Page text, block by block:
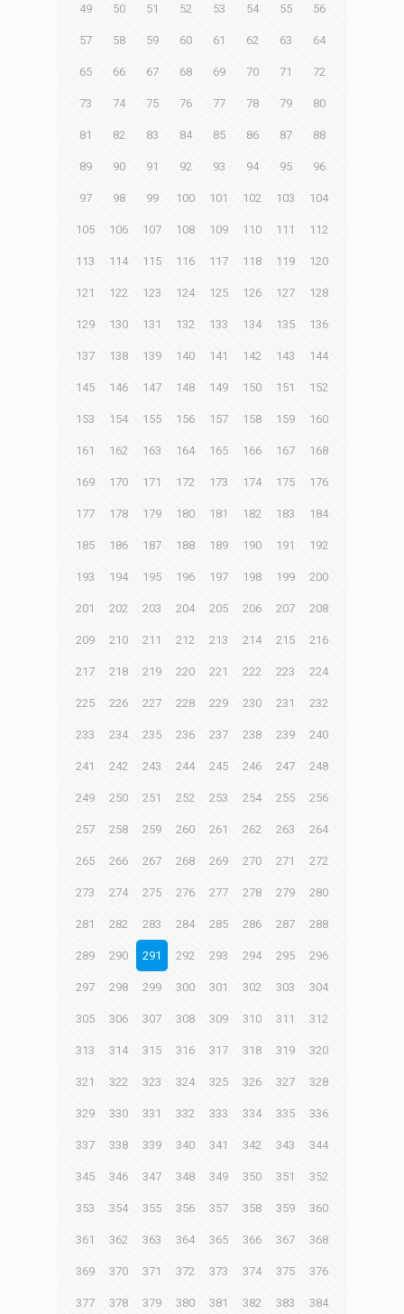
49 50 51 52 53 54 55 56
57 58 59 60 61 62 63 64
65 66 67 68 69 70 71 72
73 74 75 76 77 78 79 80
81 82 83 84 85 86 87 88
89 90 91 92 93 94 95 96
97 98 99 100 101 102 103 104
105 106 107 108 109 110 111 112
113 114 115 116 117 118 119 120
121 122 123 124 125 126 127 128
129 130 131 132 133 134 135 136
137 138 139 140 141 142 143 144
145 146 147 148 149 150 151 152
153 154 155 156 157 158 159 160
161 162 163 164 165 166 167 168
169 170 171 172 173 174 175 176
177 178 179 180 181 182 183 184
185 186 187 188 189 190 191 192
193 194 195 196 197 198 199 200
201 202 203 204 205 206 207 208
209 210 211 212 213 214 215 216
217 218 219 220 221 222 223 224
225 226 227 228 229 230 231 232
233 234 235 236 237 238 239 240
241 242 243 244 245 246 247 248
249 250 251 252 253 254 255 256
257 258 259 260 261 262 263 264
265 266 267 268 269 270 271 272
273 274 275 276 277 278 279 280
281 282 283 284 285 286 287 288
289 290 291 292 293 294 295 296
297 298 299 300 301 302 303 304
305 306 307 308 309 310 311 312
313 314 315 316 317 318 319 320
321 322 323 324 325 326 327 328
329 330 331 332 333 334 335 336
337 338 339 340 341 342 343 344
345 346 347 348 349 350 351 352
353 354 355 356 357 358 359 360
361 362 363 364 365 366 367 368
369 370 371 372 373 374 375 376
377 378 379 380 381 382 383 384